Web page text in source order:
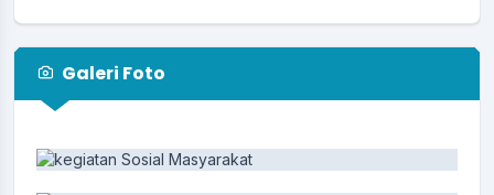
Galeri Foto